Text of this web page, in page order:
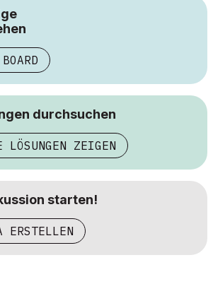
durchsuchen
LÖSUNGEN ZEIGEN
starten!
ERSTELLEN